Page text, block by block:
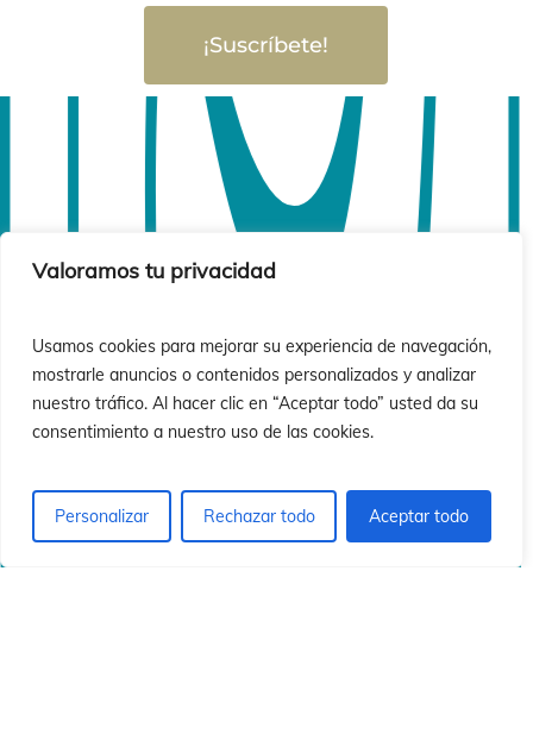
Valoramos tu privacidad
Usamos cookies para mejorar su experiencia de navegación,
mostrarle anuncios o contenidos personalizados y analizar
nuestro tráfico. Al hacer clic en “Aceptar todo” usted da su
consentimiento a nuestro uso de las cookies.
Personalizar Rechazar todo Aceptar todo
¡Suscríbete!